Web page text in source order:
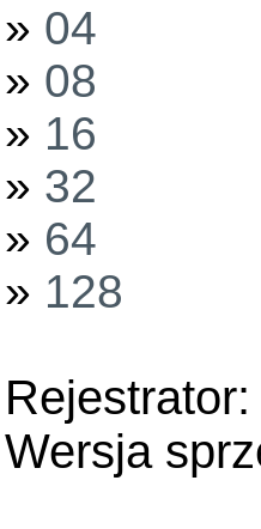
» 04
» 08
» 16
» 32
» 64
» 128
Rejestrator:
Wersja